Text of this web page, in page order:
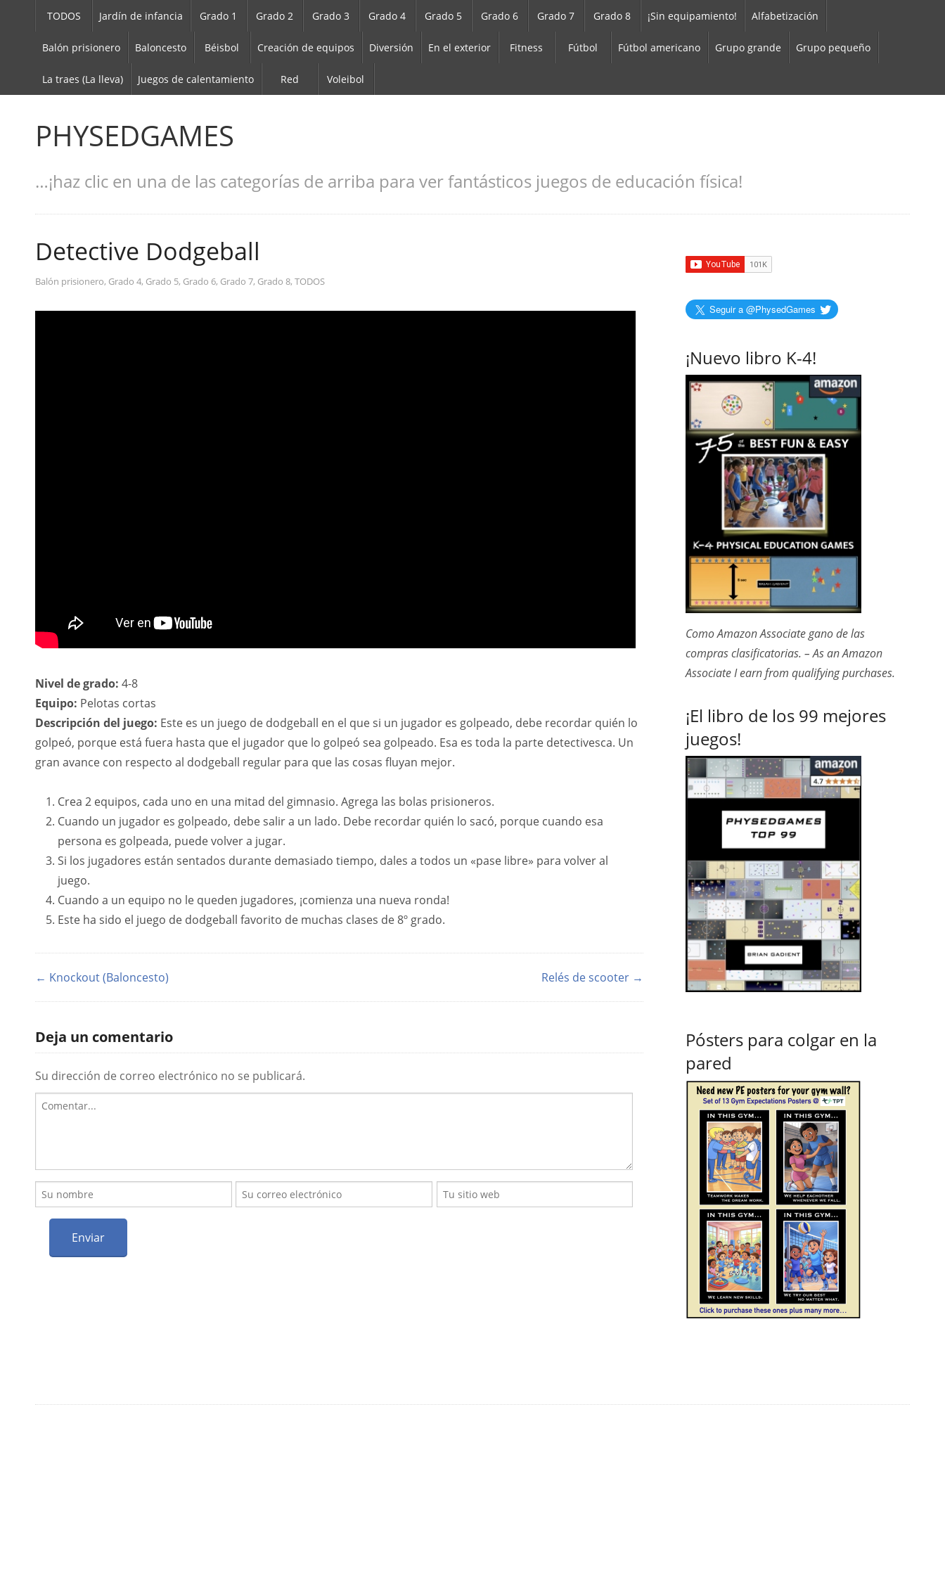
TODOS Jardín de infancia Grado 1 Grado 2 Grado 3 Grado 4 Grado 5 Grado 6 Grado 7 Grado 8 ¡Sin equipamiento! Alfabetización
Balón prisionero Baloncesto Béisbol Creación de equipos Diversión En el exterior Fitness Fútbol Fútbol americano Grupo grande Grupo pequeño
La traes (La lleva) Juegos de calentamiento Red Voleibol
PHYSEDGAMES
…¡haz clic en una de las categorías de arriba para ver fantásticos juegos de educación física!
Detective Dodgeball
Balón prisionero, Grado 4, Grado 5, Grado 6, Grado 7, Grado 8, TODOS
Nivel de grado: 4-8
Equipo: Pelotas cortas
Descripción del juego: Este es un juego de dodgeball en el que si un jugador es golpeado, debe recordar quién lo
golpeó, porque está fuera hasta que el jugador que lo golpeó sea golpeado. Esa es toda la parte detectivesca. Un
gran avance con respecto al dodgeball regular para que las cosas fluyan mejor.
Crea 2 equipos, cada uno en una mitad del gimnasio. Agrega las bolas prisioneros.
Cuando un jugador es golpeado, debe salir a un lado. Debe recordar quién lo sacó, porque cuando esa
persona es golpeada, puede volver a jugar.
Si los jugadores están sentados durante demasiado tiempo, dales a todos un «pase libre» para volver al
juego.
Cuando a un equipo no le queden jugadores, ¡comienza una nueva ronda!
Este ha sido el juego de dodgeball favorito de muchas clases de 8º grado.
← Knockout (Baloncesto) Relés de scooter →
Deja un comentario
Su dirección de correo electrónico no se publicará.
Seguir a @PhysedGames
¡Nuevo libro K-4!
Como Amazon Associate gano de las
compras clasificatorias. – As an Amazon
Associate I earn from qualifying purchases.
¡El libro de los 99 mejores
juegos!
Pósters para colgar en la
pared